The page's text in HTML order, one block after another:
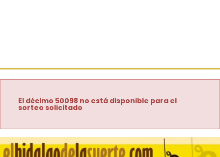
El décimo 50098 no está disponible para el
sorteo solicitado